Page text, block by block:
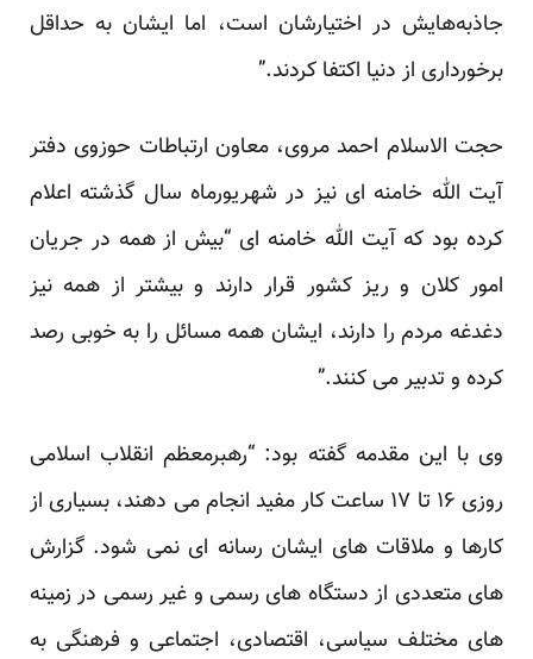
جاذبه‌هایش در اختیارشان است، اما ایشان به حداقل
برخورداری از دنیا اکتفا کردند.”
حجت الاسلام احمد مروی، معاون ارتباطات حوزوی دفتر
آیت الله خامنه ای نیز در شهریورماه سال گذشته اعلام
کرده بود که آیت الله خامنه ای “بیش از همه در جریان
امور کلان و ریز کشور قرار دارند و بیشتر از همه نیز
دغدغه مردم را دارند، ایشان همه مسائل را به خوبی رصد
کرده و تدبیر می کنند.”
وی با این مقدمه گفته بود: “رهبرمعظم انقلاب اسلامی
روزی ۱۶ تا ۱۷ ساعت کار مفید انجام می دهند، بسیاری از
کارها و ملاقات های ایشان رسانه ای نمی شود. گزارش
های متعددی از دستگاه های رسمی و غیر رسمی در زمینه
های مختلف سیاسی، اقتصادی، اجتماعی و فرهنگی به